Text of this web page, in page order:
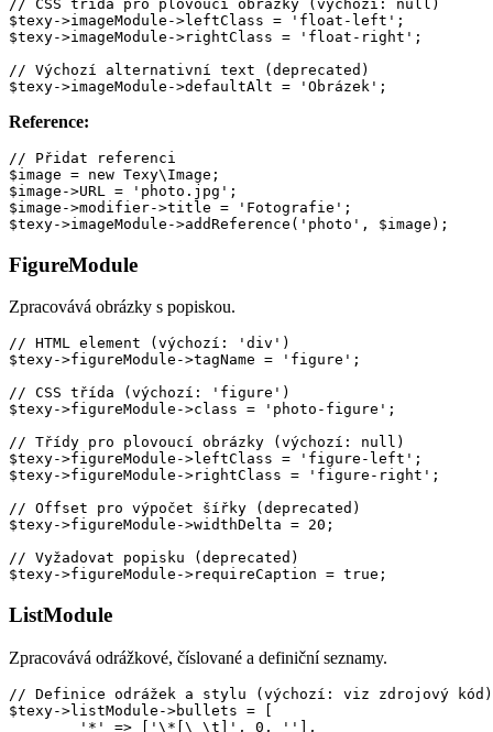
// CSS třída pro plovoucí obrázky (výchozí: null)
$texy->imageModule->leftClass = 'float-left';
$texy->imageModule->rightClass = 'float-right';
// Výchozí alternativní text (deprecated)
Reference:
// Přidat referenci
$image = new Texy\Image;
$image->URL = 'photo.jpg';
$image->modifier->title = 'Fotografie';
FigureModule
Zpracovává obrázky s popiskou.
// HTML element (výchozí: 'div')
$texy->figureModule->tagName = 'figure';
// CSS třída (výchozí: 'figure')
$texy->figureModule->class = 'photo-figure';
// Třídy pro plovoucí obrázky (výchozí: null)
$texy->figureModule->leftClass = 'figure-left';
$texy->figureModule->rightClass = 'figure-right';
// Offset pro výpočet šířky (deprecated)
$texy->figureModule->widthDelta = 20;
// Vyžadovat popisku (deprecated)
ListModule
Zpracovává odrážkové, číslované a definiční seznamy.
// Definice odrážek a stylu (výchozí: viz zdrojový kód)
$texy->listModule->bullets = [